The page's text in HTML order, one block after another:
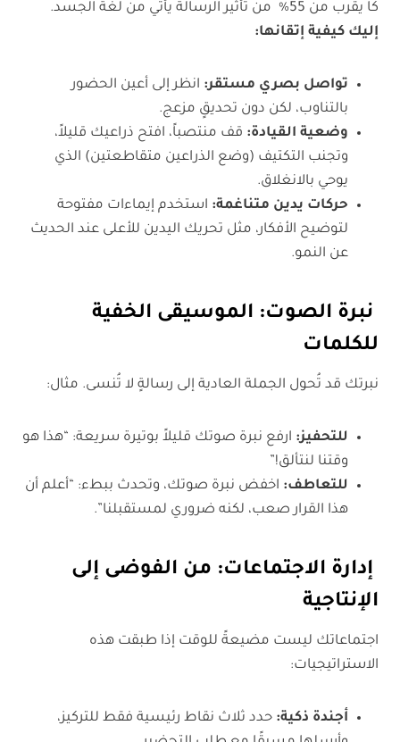
كا يقرب من 55% من تأثير الرسالة يأتي من لغة الجسد.
إليك كيفية إتقانها:
تواصل بصري مستقر: انظر إلى أعين الحضور
بالتناوب، لكن دون تحديقٍ مزعج.
وضعية القيادة: قف منتصباً، افتح ذراعيك قليلاً،
وتجنب التكتيف (وضع الذراعين متقاطعتين) الذي
يوحي بالانغلاق.
حركات يدين متناغمة: استخدم إيماءات مفتوحة
لتوضيح الأفكار، مثل تحريك اليدين للأعلى عند الحديث
عن النمو.
نبرة الصوت: الموسيقى الخفية
للكلمات
نبرتك قد تُحول الجملة العادية إلى رسالةٍ لا تُنسى. مثال:
للتحفيز: ارفع نبرة صوتك قليلاً بوتيرة سريعة: “هذا هو
وقتنا لنتألق!”
للتعاطف: اخفض نبرة صوتك، وتحدث ببطء: “أعلم أن
هذا القرار صعب، لكنه ضروري لمستقبلنا”.
إدارة الاجتماعات: من الفوضى إلى
الإنتاجية
اجتماعاتك ليست مضيعةً للوقت إذا طبقت هذه
الاستراتيجيات:
أجندة ذكية: حدد ثلاث نقاط رئيسية فقط للتركيز،